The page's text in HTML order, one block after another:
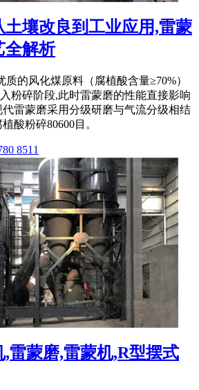
土壤改良到工业应用,雷蒙
全解析
质的风化煤原料（腐植酸含量≥70%）
粉碎阶段,此时雷蒙磨的性能直接影响
雷蒙磨采用分级研磨与气流分级相结
酸粉碎80600目。
8511
,雷蒙磨,雷蒙机,R型摆式